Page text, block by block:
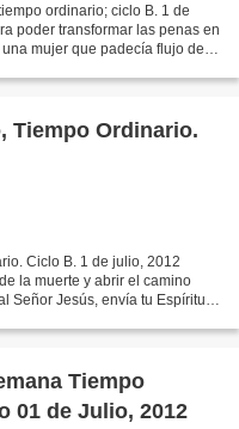
ordinario; ciclo B. 1 de
poder transformar las penas en
mujer que padecía flujo de
Tiempo Ordinario.
Ciclo B. 1 de julio, 2012
la muerte y abrir el camino
Señor Jesús, envía tu Espíritu,
Tiempo
01 de Julio, 2012